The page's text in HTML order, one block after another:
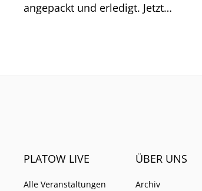
angepackt und erledigt. Jetzt
PLATOW LIVE
Alle Veranstaltungen
ÜBER UNS
Archiv